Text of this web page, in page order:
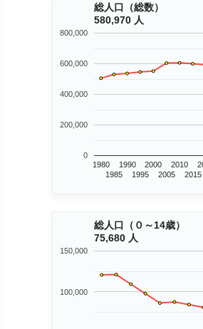
総人口（総数）
580,970 人
1980
1985
1990
1995
2000
2005
2010
2015
0
200,000
400,000
600,000
800,000
総人口（０～14歳）
75,680 人
100,000
150,000